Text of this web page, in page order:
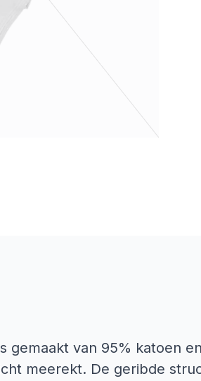
gemaakt van 95% katoen
meerekt. De geribde